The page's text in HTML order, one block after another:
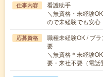
仕事内容
看護助手
＼無資格・未経験
ので未経験でも安
応募資格
職種未経験OK / ブ
要
＼無資格＊未経験
要・来社不要（電